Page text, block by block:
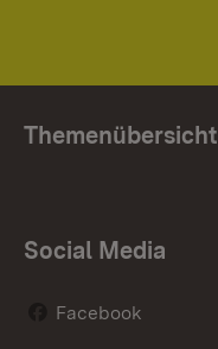
Themenübersicht
Social Media
Facebook